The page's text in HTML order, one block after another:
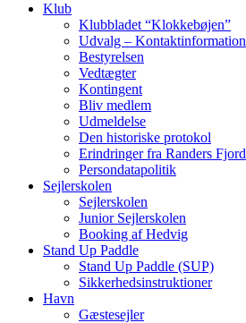
Klub
Klubbladet “Klokkebøjen”
Udvalg – Kontaktinformation
Bestyrelsen
Vedtægter
Kontingent
Bliv medlem
Udmeldelse
Den historiske protokol
Erindringer fra Randers Fjord
Persondatapolitik
Sejlerskolen
Sejlerskolen
Junior Sejlerskolen
Booking af Hedvig
Stand Up Paddle
Stand Up Paddle (SUP)
Sikkerhedsinstruktioner
Havn
Gæstesejler